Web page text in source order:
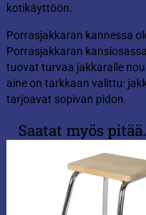
kotikäyttöön.
Porrasjakkaran kannessa
Porrasjakkaran
tuovat turvaa jakkaralle
aine on tarkkaan valittu:
tarjoavat sopivan pidon.
Saatat myös